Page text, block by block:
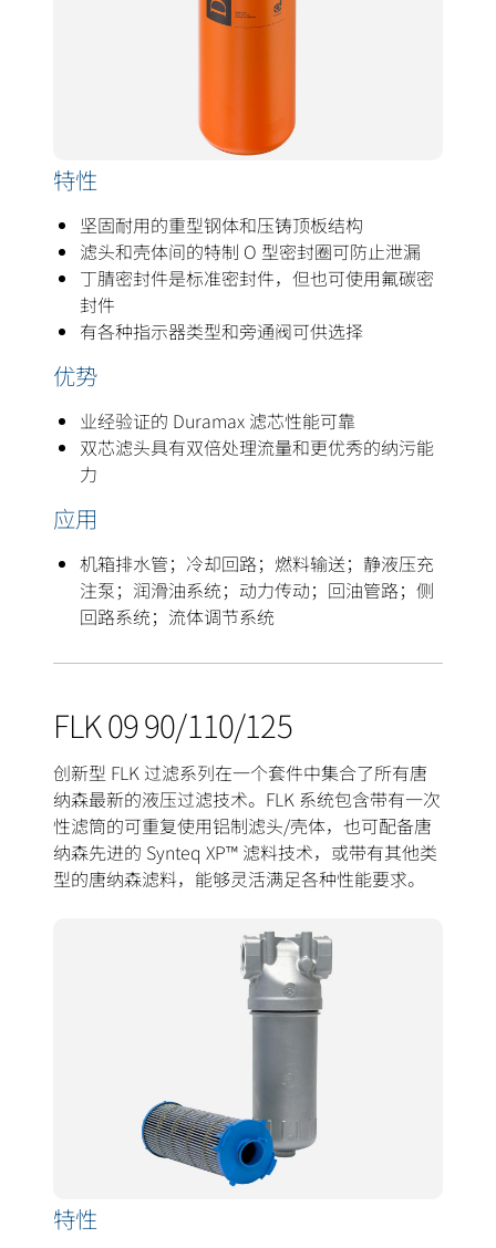
特性
坚固耐用的重型钢体和压铸顶板结构
滤头和壳体间的特制 O 型密封圈可防止泄漏
丁腈密封件是标准密封件，但也可使用氟碳密
封件
有各种指示器类型和旁通阀可供选择
优势
业经验证的 Duramax 滤芯性能可靠
双芯滤头具有双倍处理流量和更优秀的纳污能
力
应用
机箱排水管；冷却回路；燃料输送；静液压充
注泵；润滑油系统；动力传动；回油管路；侧
回路系统；流体调节系统
FLK 09 90/110/125
创新型 FLK 过滤系列在一个套件中集合了所有唐
纳森最新的液压过滤技术。FLK 系统包含带有一次
性滤筒的可重复使用铝制滤头/壳体，也可配备唐
纳森先进的 Synteq XP™ 滤料技术，或带有其他类
型的唐纳森滤料，能够灵活满足各种性能要求。
特性